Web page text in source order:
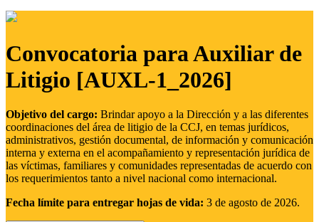
Convocatoria para Auxiliar de
Litigio [AUXL-1_2026]
Objetivo del cargo: Brindar apoyo a la Dirección y a las diferentes
coordinaciones del área de litigio de la CCJ, en temas jurídicos,
administrativos, gestión documental, de información y comunicación
interna y externa en el acompañamiento y representación jurídica de
las víctimas, familiares y comunidades representadas de acuerdo con
los requerimientos tanto a nivel nacional como internacional.
Fecha límite para entregar hojas de vida: 3 de agosto de 2026.